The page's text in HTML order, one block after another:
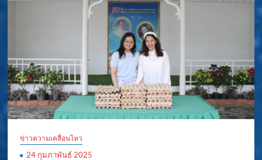
ข่าวความเคลื่อนไหว
24 กุมภาพันธ์ 2025